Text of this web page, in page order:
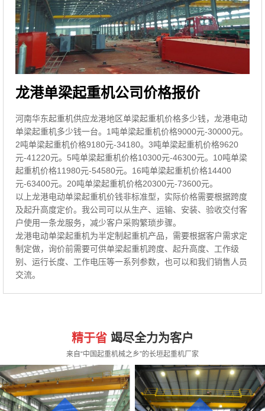
龙港单梁起重机公司价格报价
河南华东起重机供应龙港地区单梁起重机价格多少钱，龙港电动
单梁起重机多少钱一台。1吨单梁起重机价格9000元-30000元。
2吨单梁起重机价格9180元-34180。3吨单梁起重机价格9620
元-41220元。5吨单梁起重机价格10300元-46300元。10吨单梁
起重机价格11980元-54580元。16吨单梁起重机价格14400
元-63400元。20吨单梁起重机价格20300元-73600元。
以上龙港电动单梁起重机价钱非标准型，实际价格需要根据跨度
及起升高度定价。我公司可以从生产、运输、安装、验收交付客
户使用一条龙服务，减少客户采购繁琐步骤。
龙港电动单梁起重机为半定制起重机产品，需要根据客户需求定
制定做，询价前需要可供单梁起重机跨度、起升高度、工作级
别、运行长度、工作电压等一系列参数，也可以和我们销售人员
交流。
精于省 竭尽全力为客户
来自“中国起重机械之乡”的长垣起重机厂家